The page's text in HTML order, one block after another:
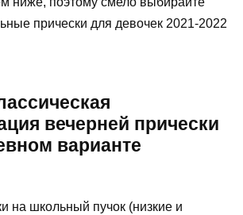
прически для девочек 2021-2022
вечерней прически
варианте
на школьный пучок (низкие и